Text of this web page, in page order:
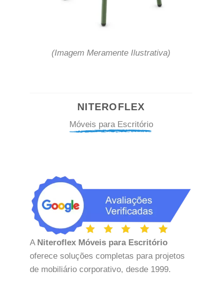
(Imagem Meramente Ilustrativa)
NITEROFLEX
Móveis para Escritório
A Niteroflex Móveis para Escritório
oferece soluções completas para projetos
de mobiliário corporativo, desde 1999.